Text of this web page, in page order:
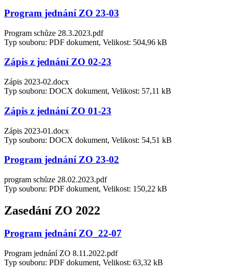
Program jednání ZO 23-03
Program schůze 28.3.2023.pdf
Typ souboru: PDF dokument, Velikost: 504,96 kB
Zápis z jednání ZO 02-23
Zápis 2023-02.docx
Typ souboru: DOCX dokument, Velikost: 57,11 kB
Zápis z jednání ZO 01-23
Zápis 2023-01.docx
Typ souboru: DOCX dokument, Velikost: 54,51 kB
Program jednání ZO 23-02
program schůze 28.02.2023.pdf
Typ souboru: PDF dokument, Velikost: 150,22 kB
Zasedání ZO 2022
Program jednání ZO_22-07
Program jednání ZO 8.11.2022.pdf
Typ souboru: PDF dokument, Velikost: 63,32 kB